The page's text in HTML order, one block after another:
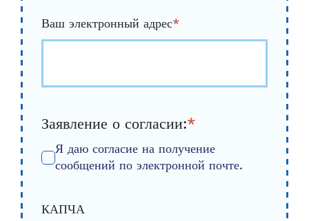
Ваш электронный адрес*
Заявление о согласии:*
Я даю согласие на получение
сообщений по электронной почте.
КАПЧА